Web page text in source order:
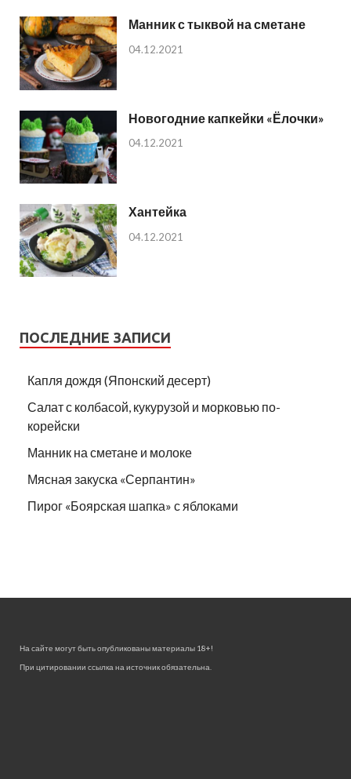
Манник с тыквой на сметане
04.12.2021
Новогодние капкейки «Ёлочки»
04.12.2021
Хантейка
04.12.2021
ПОСЛЕДНИЕ ЗАПИСИ
Капля дождя (Японский десерт)
Салат с колбасой, кукурузой и морковью по-
корейски
Манник на сметане и молоке
Мясная закуска «Серпантин»
Пирог «Боярская шапка» с яблоками
На сайте могут быть опубликованы материалы 18+!
При цитировании ссылка на источник обязательна.